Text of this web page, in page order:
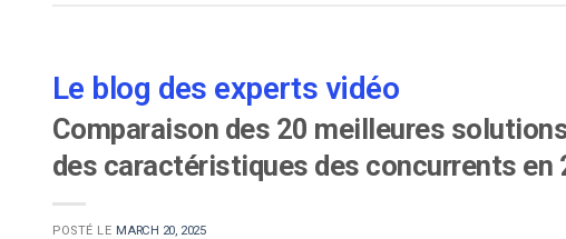
Le blog des experts vidéo
Comparaison des 20 meilleures
des caractéristiques des concurrents en
POSTÉ LE MARCH 20, 2025